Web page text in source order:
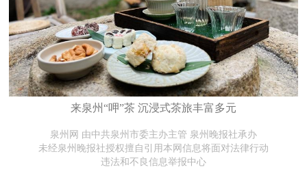
来泉州“呷”茶 沉浸式茶旅丰富多元
泉州网 由中共泉州市委主办主管 泉州晚报社承办
未经泉州晚报社授权擅自引用本网信息将面对法律行动
违法和不良信息举报中心